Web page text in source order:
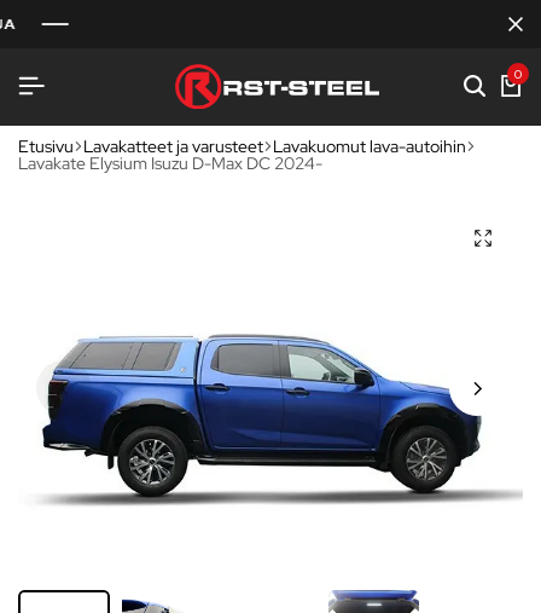
0
Etusivu Lavakatteet ja varusteet Lavakuomut lava-autoihin
Lavakate Elysium Isuzu D-Max DC 2024-